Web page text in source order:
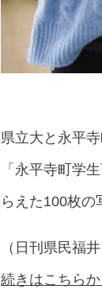
県立大と永平
「永平寺町学
らえた100枚の
（ 日刊県民福井
続きはこちらか